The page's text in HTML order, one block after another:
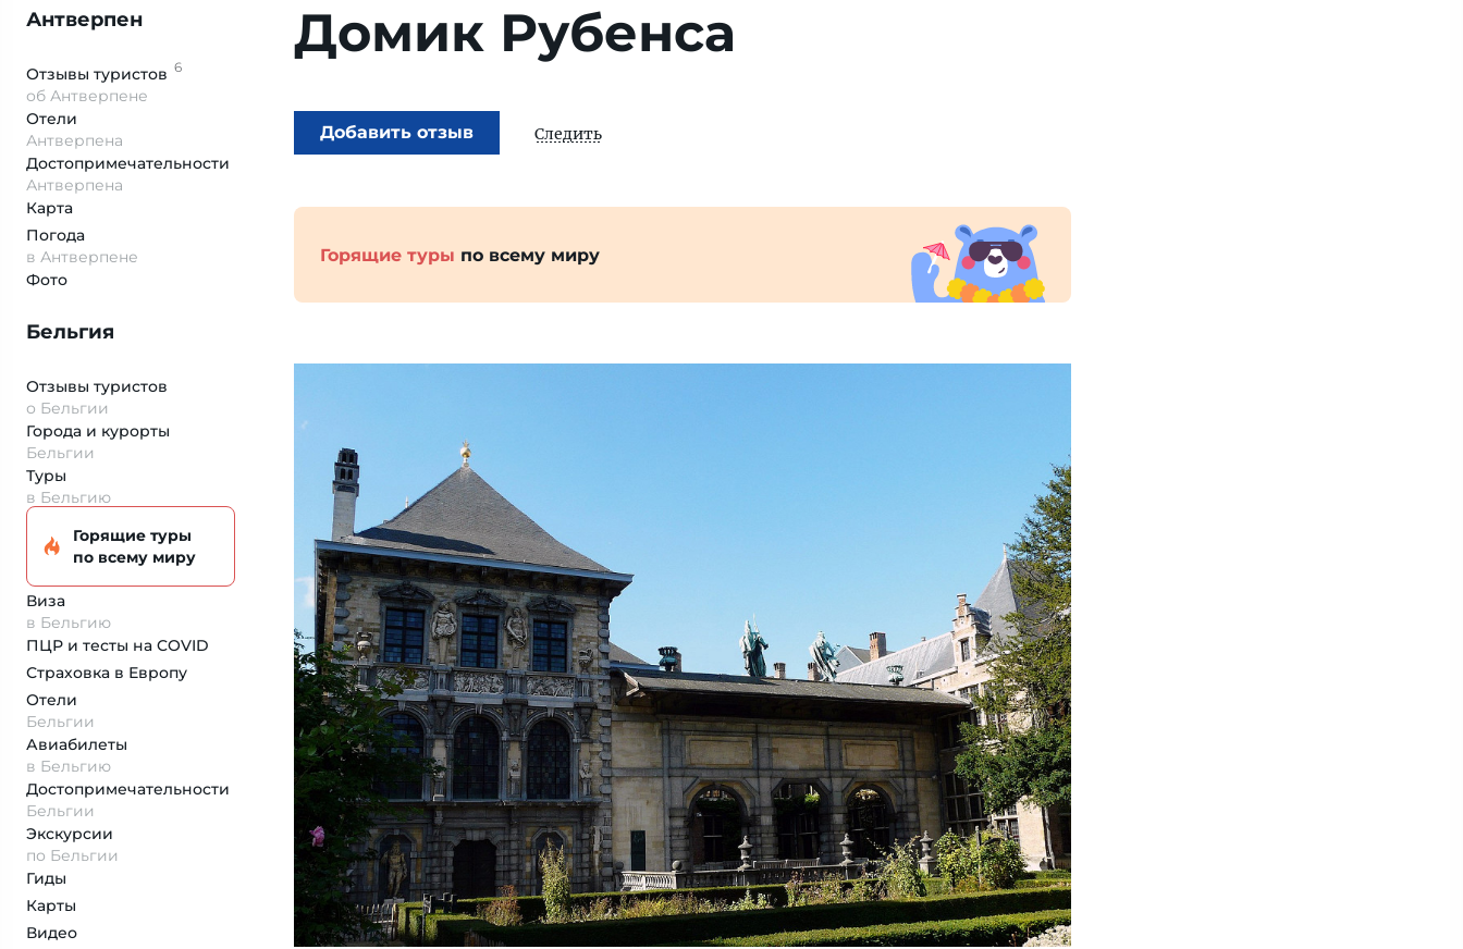
Антверпен
Отзывы туристов 6
об Антверпене
Отели
Антверпена
Достопримеча­тельности
Антверпена
Карта
Погода
в Антверпене
Фото
Бельгия
Отзывы туристов
о Бельгии
Города и курорты
Бельгии
Туры
в Бельгию
Горящие туры
по всему миру
Виза
в Бельгию
ПЦР и тесты на COVID
Страховка в Европу
Отели
Бельгии
Авиабилеты
в Бельгию
Достопримеча­тельности
Бельгии
Экскурсии
по Бельгии
Гиды
Карты
Видео
Домик Рубенса
Добавить отзыв Следить
Горящие туры по всему миру